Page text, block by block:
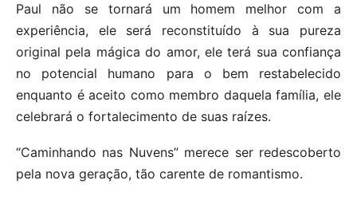
Paul não se tornará um homem melhor com a
experiência, ele será reconstituído à sua pureza
original pela mágica do amor, ele terá sua confiança
no potencial humano para o bem restabelecido
enquanto é aceito como membro daquela família, ele
celebrará o fortalecimento de suas raízes.
“Caminhando nas Nuvens” merece ser redescoberto
pela nova geração, tão carente de romantismo.